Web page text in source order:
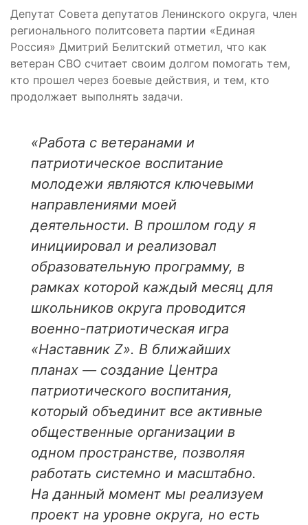
Депутат Совета депутатов Ленинского округа, член
регионального политсовета партии «Единая
Россия» Дмитрий Белитский отметил, что как
ветеран СВО считает своим долгом помогать тем,
кто прошел через боевые действия, и тем, кто
продолжает выполнять задачи.
«Работа с ветеранами и
патриотическое воспитание
молодежи являются ключевыми
направлениями моей
деятельности. В прошлом году я
инициировал и реализовал
образовательную программу, в
рамках которой каждый месяц для
школьников округа проводится
военно-патриотическая игра
«Наставник Z». В ближайших
планах — создание Центра
патриотического воспитания,
который объединит все активные
общественные организации в
одном пространстве, позволяя
работать системно и масштабно.
На данный момент мы реализуем
проект на уровне округа, но есть